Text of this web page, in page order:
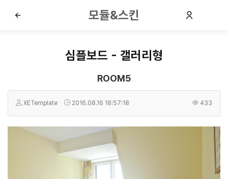
모듈&스킨
심플보드 - 갤러리형
ROOM5
XETemplate 2016.08.16 18:57:18 433